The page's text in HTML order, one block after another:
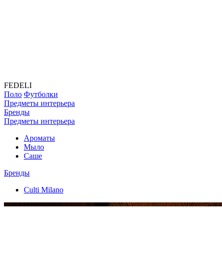
FEDELI
Поло Футболки
Предметы интерьера
Бренды
Предметы интерьера
Ароматы
Мыло
Саше
Бренды
Culti Milano